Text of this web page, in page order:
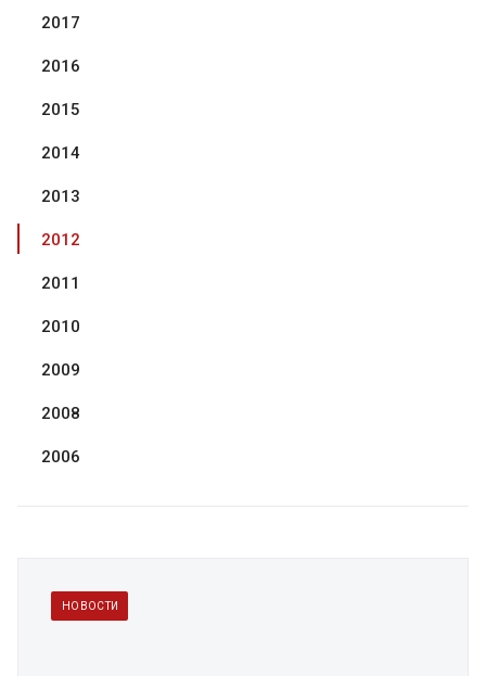
2017
2016
2015
2014
2013
2012
2011
2010
2009
2008
2006
НОВОСТИ